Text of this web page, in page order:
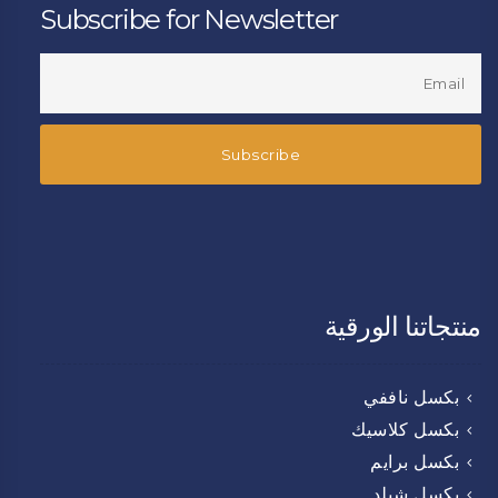
Subscribe for Newsletter
منتجاتنا الورقية
بكسل ناففي
بكسل كلاسيك
بكسل برايم
بكسل شيلد